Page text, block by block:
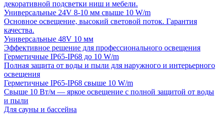
декоративной подсветки ниш и мебели.
Универсальные 24V 8-10 мм свыше 10 W/m
Основное освещение, высокий световой поток. Гарантия
качества.
Универсальные 48V 10 мм
Эффективное решение для профессионального освещения
Герметичные IP65-IP68 до 10 W/m
Полная защита от воды и пыли для наружного и интерьерного
освещения
Герметичные IP65-IP68 свыше 10 W/m
Свыше 10 Вт/м — яркое освещение с полной защитой от воды
и пыли
Для сауны и бассейна